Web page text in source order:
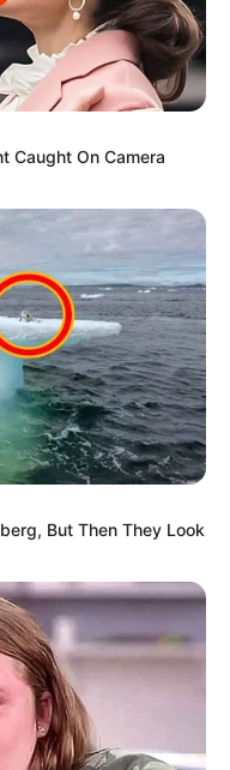
Caught On Camera
But Then They Look